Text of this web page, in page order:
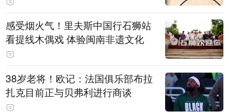
感受烟火气！里夫斯中国行石狮站
看提线木偶戏 体验闽南非遗文化
38岁老将！欧记：法国俱乐部布拉
扎克目前正与贝弗利进行商谈